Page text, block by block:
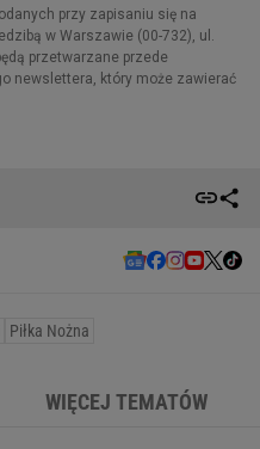
Piłka Nożna
WIĘCEJ TEMATÓW